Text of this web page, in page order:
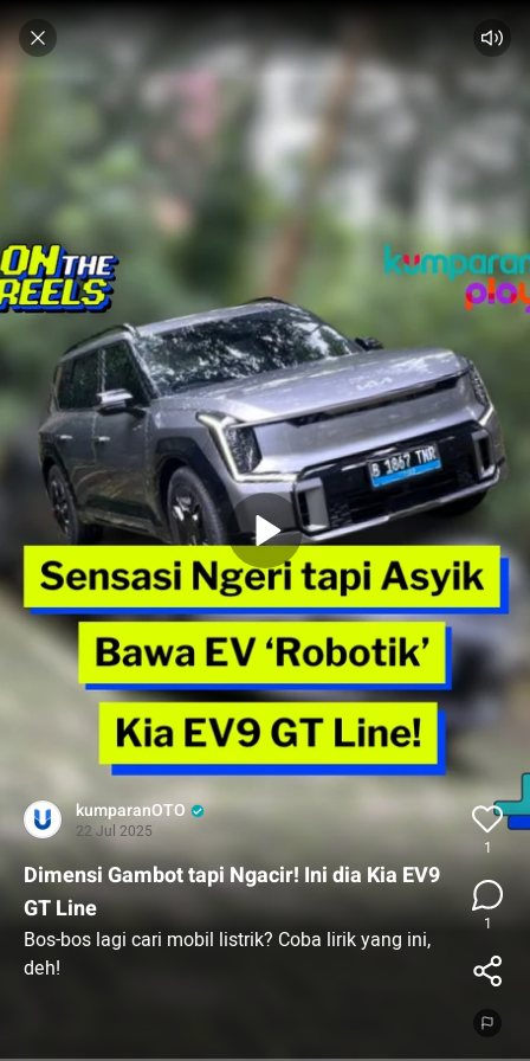
kumparanOTO
22 Jul 2025
Dimensi Gambot tapi Ngacir! Ini dia Kia EV9
GT Line
Bos-bos lagi cari mobil listrik? Coba lirik yang ini,
deh!
mobil yang datang dari masa depan, auto tampil
1
1